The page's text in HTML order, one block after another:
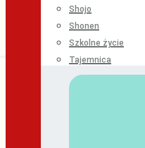
Shojo
Shonen
Szkolne życie
Tajemnica